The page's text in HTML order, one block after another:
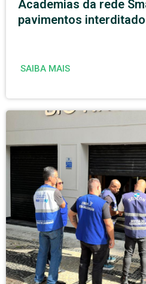
Academias da rede
pavimentos
SAIBA MAIS